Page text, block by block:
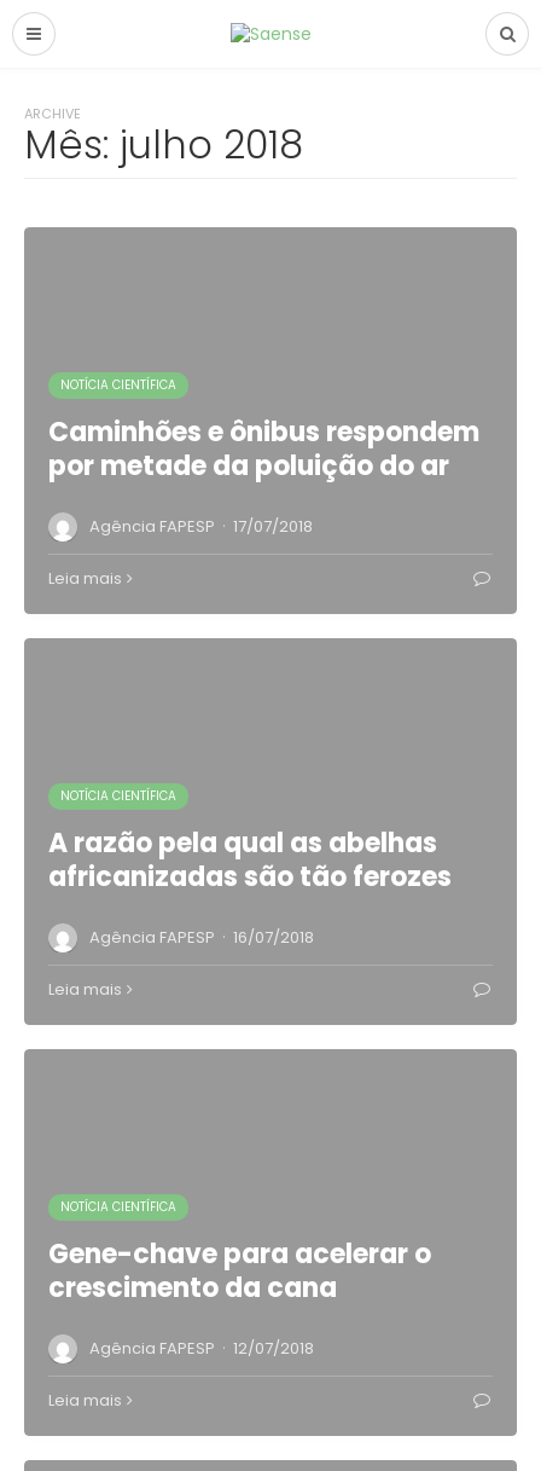
ARCHIVE
Mês: julho 2018
NOTÍCIA CIENTÍFICA
Caminhões e ônibus respondem
por metade da poluição do ar
Agência FAPESP · 17/07/2018
Leia mais
NOTÍCIA CIENTÍFICA
A razão pela qual as abelhas
africanizadas são tão ferozes
Agência FAPESP · 16/07/2018
Leia mais
NOTÍCIA CIENTÍFICA
Gene-chave para acelerar o
crescimento da cana
Agência FAPESP · 12/07/2018
Leia mais